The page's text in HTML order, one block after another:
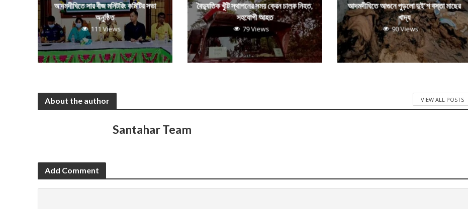
আদমদীঘিতে সার বীজ মনিটরিং কমিটির সভা
অনুষ্ঠিত
111 Views
বৈদ্যুতিক খুঁটি স্থাপনের সময় ক্রেন চালক নিহত,
সহযোগী আহত
79 Views
আদমদীঘিতে আগুনে পুড়লো দুই’শ বস্তা মাছের
খাদ্য
90 Views
About the author VIEW ALL POSTS
Santahar Team
Add Comment